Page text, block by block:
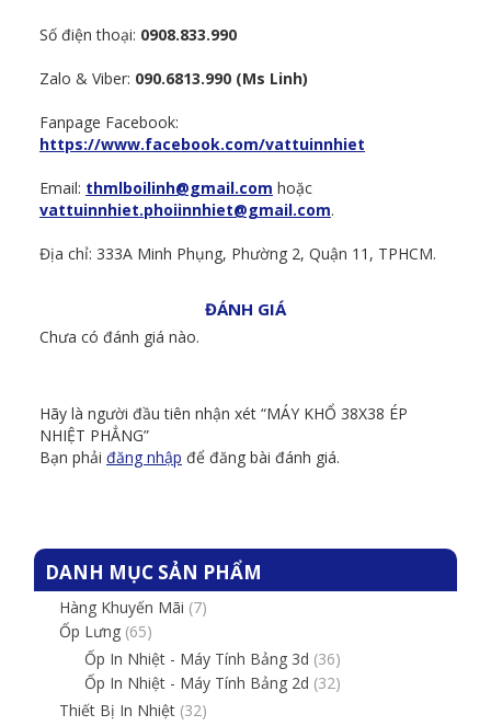
Số điện thoại: 0908.833.990
Zalo & Viber: 090.6813.990 (Ms Linh)
Fanpage Facebook:
https://www.facebook.com/vattuinnhiet
Email: thmlboilinh@gmail.com hoặc
vattuinnhiet.phoiinnhiet@gmail.com.
Địa chỉ: 333A Minh Phụng, Phường 2, Quận 11, TPHCM.
ĐÁNH GIÁ
Chưa có đánh giá nào.
Hãy là người đầu tiên nhận xét “MÁY KHỔ 38X38 ÉP
NHIỆT PHẲNG”
Bạn phải đăng nhập để đăng bài đánh giá.
DANH MỤC SẢN PHẨM
Hàng Khuyến Mãi (7)
Ốp Lưng (65)
Ốp In Nhiệt - Máy Tính Bảng 3d (36)
Ốp In Nhiệt - Máy Tính Bảng 2d (32)
Thiết Bị In Nhiệt (32)